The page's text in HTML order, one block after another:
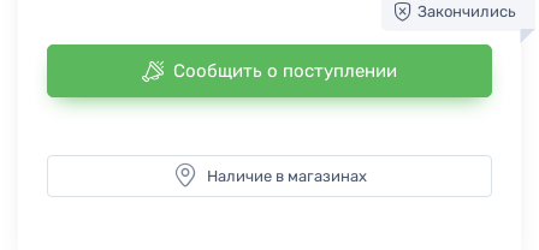
Закончились
Сообщить о поступлении
Наличие в магазинах